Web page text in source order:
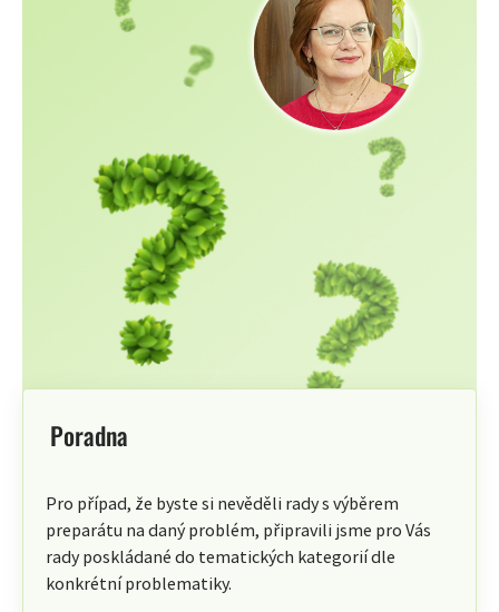
Poradna
Pro případ, že byste si nevěděli rady s výběrem
preparátu na daný problém, připravili jsme pro Vás
rady poskládané do tematických kategorií dle
konkrétní problematiky.